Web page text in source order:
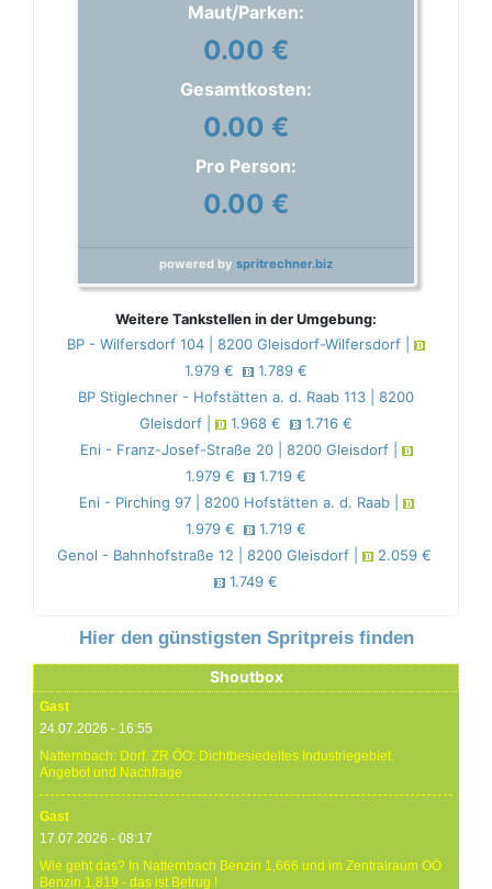
Maut/Parken:
0.00 €
Gesamtkosten:
0.00 €
Pro Person:
0.00 €
powered by spritrechner.biz
Weitere Tankstellen in der Umgebung:
BP - Wilfersdorf 104 | 8200 Gleisdorf-Wilfersdorf |
1.979 €
1.789 €
BP Stiglechner - Hofstätten a. d. Raab 113 | 8200
Gleisdorf |
1.968 €
1.716 €
Eni - Franz-Josef-Straße 20 | 8200 Gleisdorf |
1.979 €
1.719 €
Eni - Pirching 97 | 8200 Hofstätten a. d. Raab |
1.979 €
1.719 €
Genol - Bahnhofstraße 12 | 8200 Gleisdorf |
2.059 €
1.749 €
Hier den günstigsten Spritpreis finden
Shoutbox
Gast
24.07.2026 - 16:55
Natternbach: Dorf. ZR ÖO: Dichtbesiedeltes Industriegebiet.
Angebot und Nachfrage
Gast
17.07.2026 - 08:17
Wie geht das? In Natternbach Benzin 1,666 und im Zentralraum OÖ
Benzin 1,819 - das ist Betrug !